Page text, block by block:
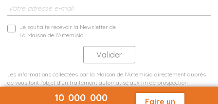
Je souhaite recevoir la Newsletter de
La Maison de l'Artemisia
Les informations collectées par la Maison de l'Artemisia directement auprès
de vous font l'objet d'un traitement automatisé aux fin de prospection
10 000 000 Faire un